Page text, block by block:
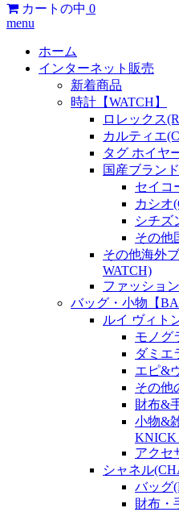
カートの中 0
menu
ホーム
インターネット販売
新着商品
時計【WATCH】
ロレックス
カルティエ
タグ ホイヤ
国産ブラン
セイコ
カシオ
シチズ
その他
その他海外
WATCH)
ファッショ
バッグ・小物【
ルイ ヴィト
モノグ
ダミエ
エピ&
その他
財布&
小物&
アクセ
シャネル
バッグ
財布・